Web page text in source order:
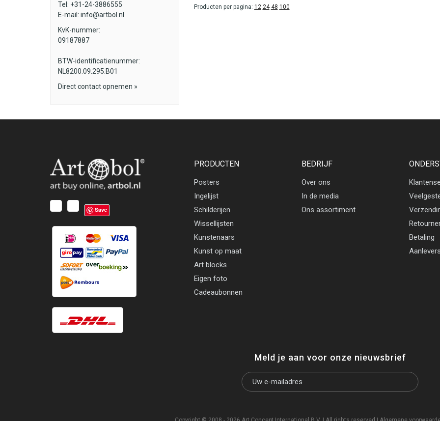
Tel: +31-24-3886555
E-mail: info@artbol.nl
KvK-nummer:
09187887
BTW-identificatienummer:
NL8200.09.295.B01
Direct contact opnemen »
Producten per pagina: 12 24 48 100
Save
PRODUCTEN
Posters
Ingelijst
Schilderijen
Wissellijsten
Kunstenaars
Kunst op maat
Art blocks
Eigen foto
Cadeaubonnen
BEDRIJF
Over ons
In de media
Ons assortiment
Betaling
Meld je aan voor onze nieuwsbrief